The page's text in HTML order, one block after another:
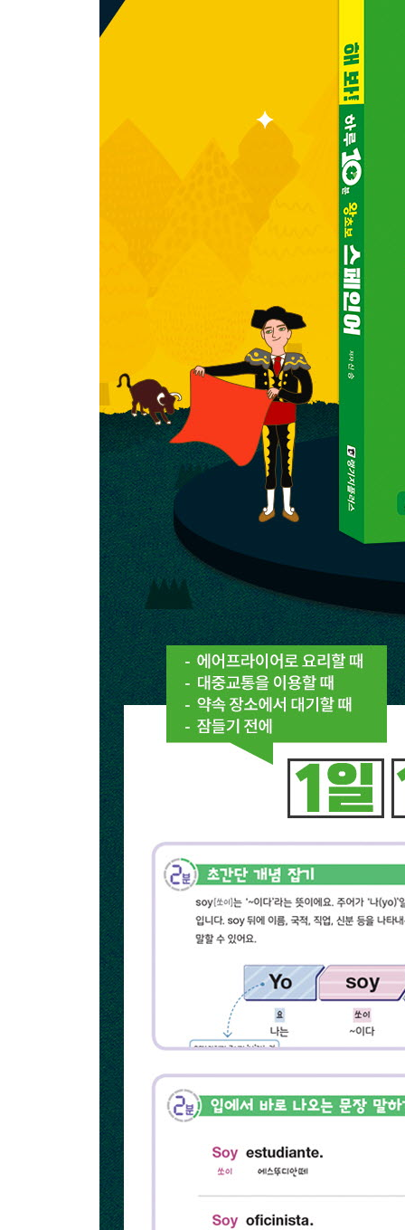
26 나는 쉬고 싶어.
27 난 와인이 맥주보다 좋아.
Review 26-30
스페인의 독특한 시간 개념
31 너를 만나서 기뻐.
PART 3 궁금한 건 물어 봐야죠!
37 누구세요?
38 새 직장은 어때?
39 이건 어떻게 읽어요?
40 얼마예요?
Review 36-40
스페인 대표 축제
41 화장실이 어디예요?
42 네 생일이 언제야?
43 네 직업이 뭐야?
44 네가 가장 좋아하는 색이 뭐야?
45 쉬는 게 어때?
Review 41-45
PART 4 숫자, 시간, 나이, 날짜, 요일을 말해 봐요.
46 숫자 익히기
47 시간 묻고 답하기
48 나이 묻고 답하기
49 날짜 묻고 답하기
50 요일 묻고 답하기
Review 46-50
스페인 산티아고 순례길